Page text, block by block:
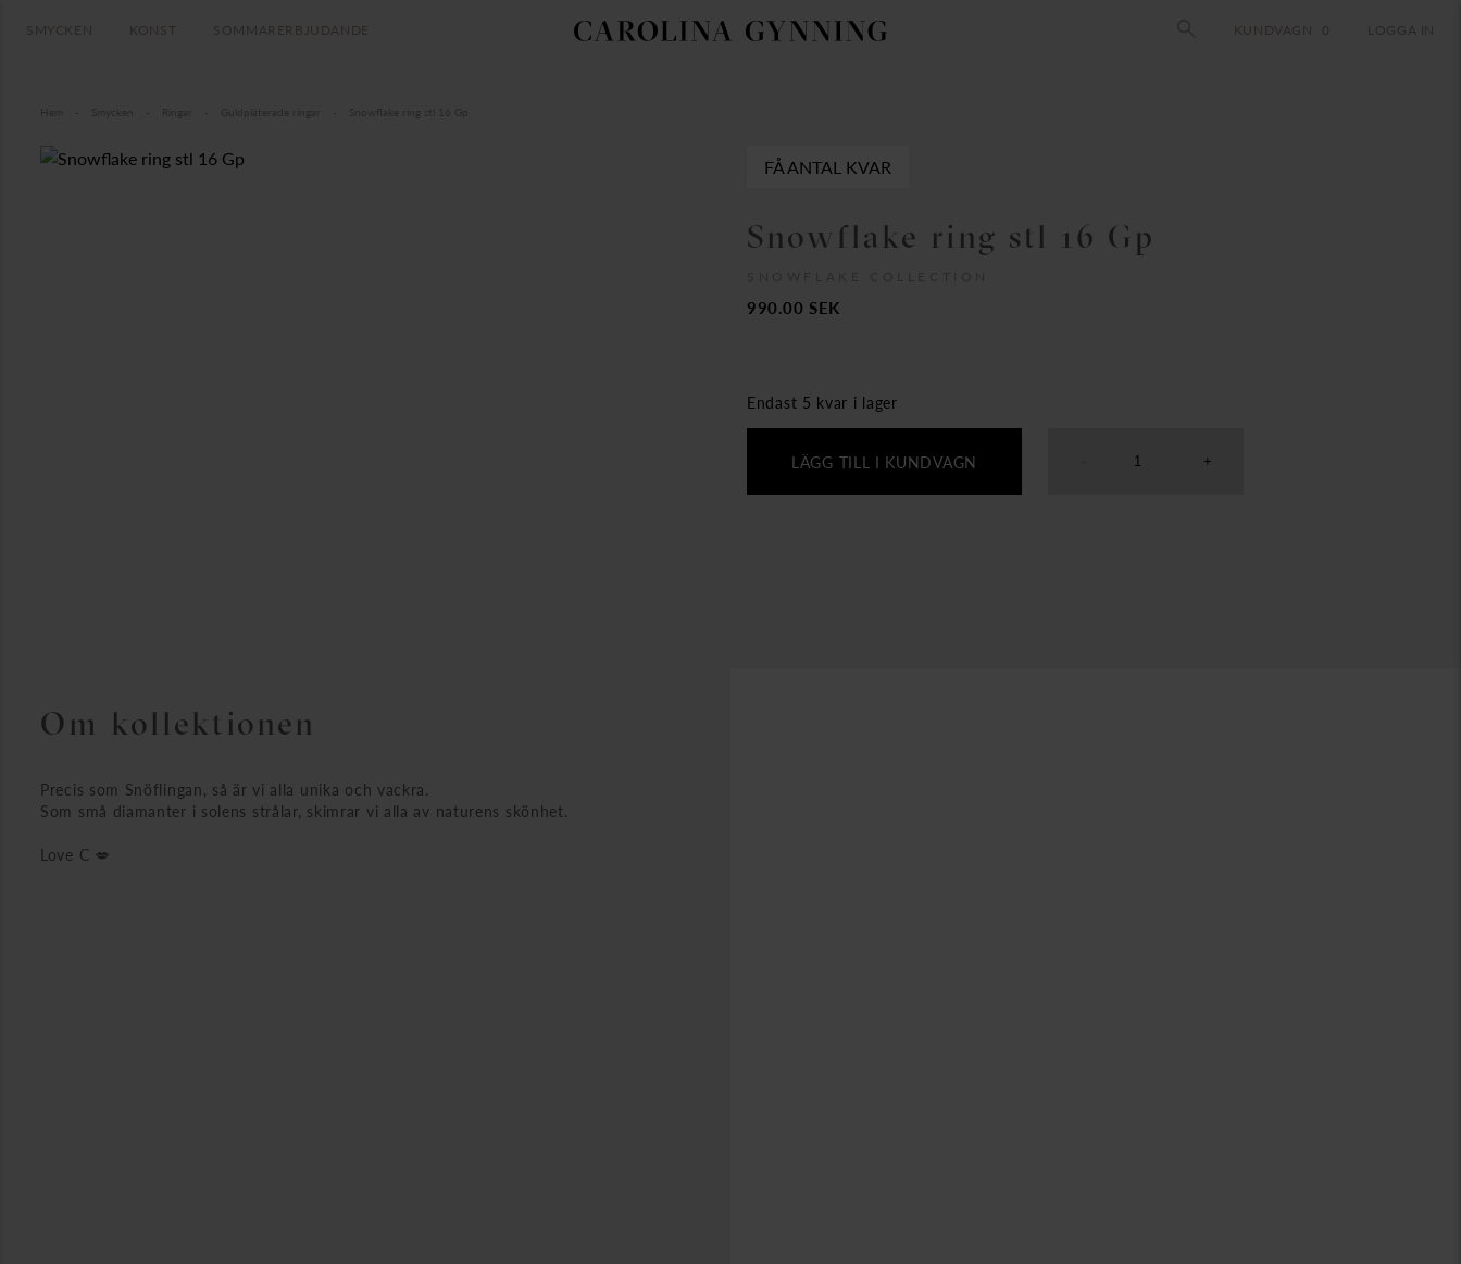
SMYCKEN KONST SOMMARERBJUDANDE KUNDVAGN LOGGA IN
Hem - Smycken - Ringar - Guldpläterade ringar - Snowflake ring stl 16 Gp
FÅ ANTAL KVAR
Snowflake ring stl 16 Gp
990.00 SEK
Endast 5 kvar i lager
LÄGG TILL I KUNDVAGN +
Om kollektionen
Precis som Snöflingan, så är vi alla unika och vackra.
Som små diamanter i solens strålar, skimrar vi alla av naturens skönhet.
Love C 💋